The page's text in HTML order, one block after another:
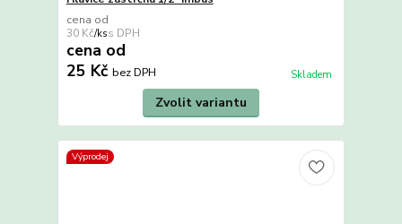
cena od
30 Kč/ks
cena od
25 Kč bez DPH Skladem
Zvolit variantu
Výprodej